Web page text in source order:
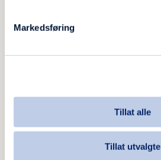
Markedsføring
Tillat alle
Tillat utvalgte
involverer yngre personer.
Teoretisk grunnlag